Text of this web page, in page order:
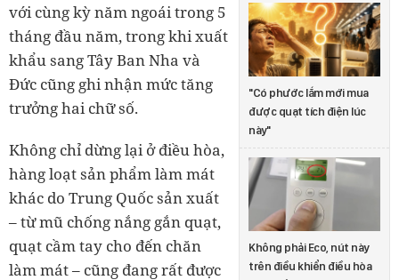
"Có phước lắm mới mua
được quạt tích điện lúc
này"
Không phải Eco, nút này
trên điều khiển điều hòa
với cùng kỳ năm ngoái trong 5
tháng đầu năm, trong khi xuất
khẩu sang Tây Ban Nha và
Đức cũng ghi nhận mức tăng
trưởng hai chữ số.
Không chỉ dừng lại ở điều hòa,
hàng loạt sản phẩm làm mát
khác do Trung Quốc sản xuất
– từ mũ chống nắng gắn quạt,
quạt cầm tay cho đến chăn
làm mát – cũng đang rất được